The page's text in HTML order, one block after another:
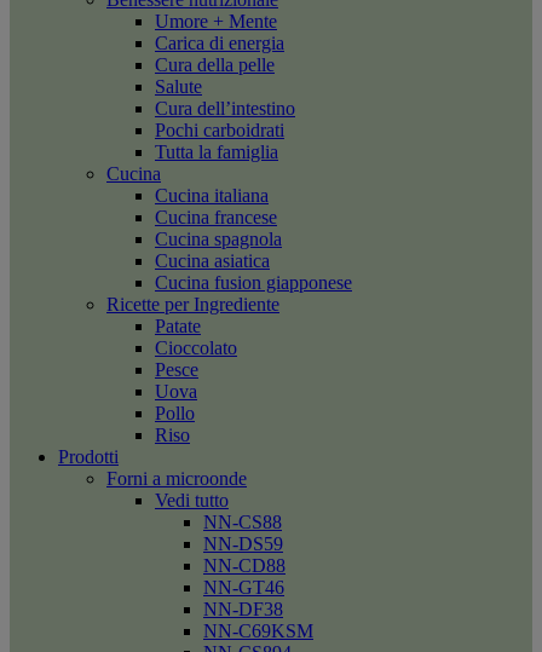
Umore + Mente
Carica di energia
Cura della pelle
Salute
Cura dell’intestino
Pochi carboidrati
Tutta la famiglia
Cucina
Cucina italiana
Cucina francese
Cucina spagnola
Cucina asiatica
Cucina fusion giapponese
Ricette per Ingrediente
Patate
Cioccolato
Pesce
Uova
Pollo
Riso
Prodotti
Forni a microonde
Vedi tutto
NN-CS88
NN-DS59
NN-CD88
NN-GT46
NN-DF38
NN-C69KSM